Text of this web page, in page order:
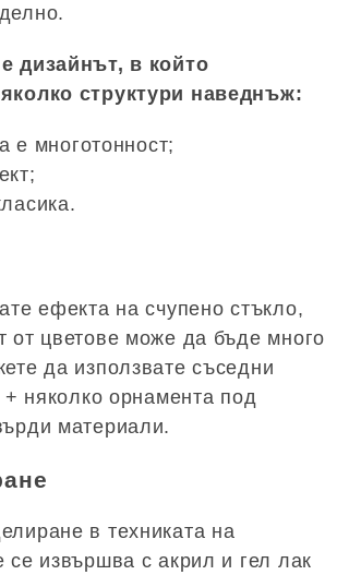
дизайнът, в който
структури наведнъж:
е многотонност;
ефекта на счупено стъкло,
от цветове може да бъде много
да използвате съседни
+ няколко орнамента под
материали.
в техниката на
се извършва с акрил и гел лак